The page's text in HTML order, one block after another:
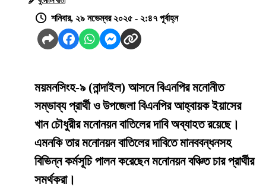
শনিবার, ২৯ নভেম্বর ২০২৫ - ২:৪৭ পূর্বাহ্ন
ময়মনসিংহ-৯ (নান্দাইল) আসনে বিএনপির মনোনীত
সম্ভাব্য প্রার্থী ও উপজেলা বিএনপির আহ্বায়ক ইয়াসের
খান চৌধুরীর মনোনয়ন বাতিলের দাবি অব্যাহত রয়েছে।
এমনকি তার মনোনয়ন বাতিলের দাবিতে মানববন্ধনসহ
বিভিন্ন কর্মসূচি পালন করেছেন মনোনয়ন বঞ্চিত চার প্রার্থীর
সমর্থকরা।